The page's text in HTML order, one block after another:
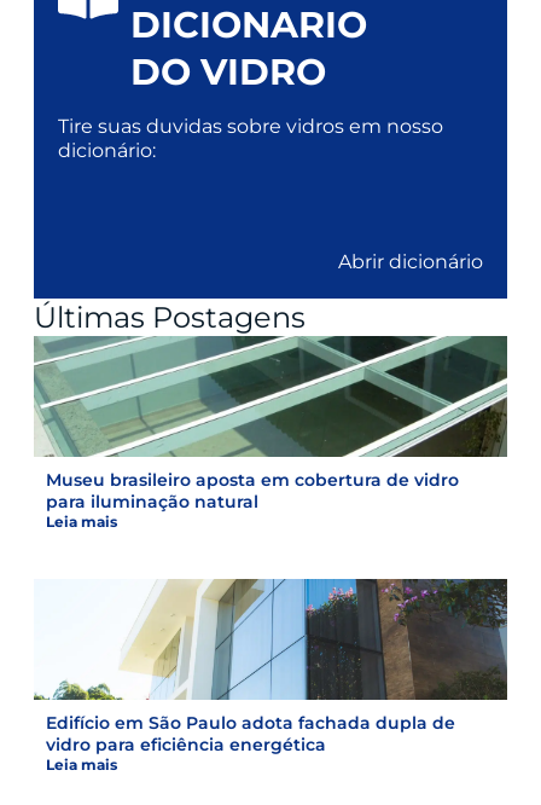
DICIONARIO
DO VIDRO
Tire suas duvidas sobre vidros em nosso
dicionário:
Abrir dicionário
Últimas Postagens
Museu brasileiro aposta em cobertura de vidro
para iluminação natural
Leia mais
Edifício em São Paulo adota fachada dupla de
vidro para eficiência energética
Leia mais